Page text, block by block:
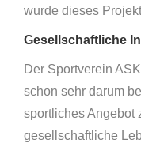
wurde dieses
Gesellschaftliche
Der Sportverein
schon sehr darum
sportliches Angebot
gesellschaftliche